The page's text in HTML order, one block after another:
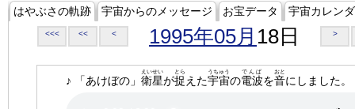
はやぶさの軌跡 宇宙からのメッセージ お宝データ 宇宙カレン
<<< << < 1995年05月 18日 >
♪ 「あけぼの」 衛星
えいせい
が捉
とら
えた宇宙
うちゅう
の電波
でんぱ
を音
おと
にしました。